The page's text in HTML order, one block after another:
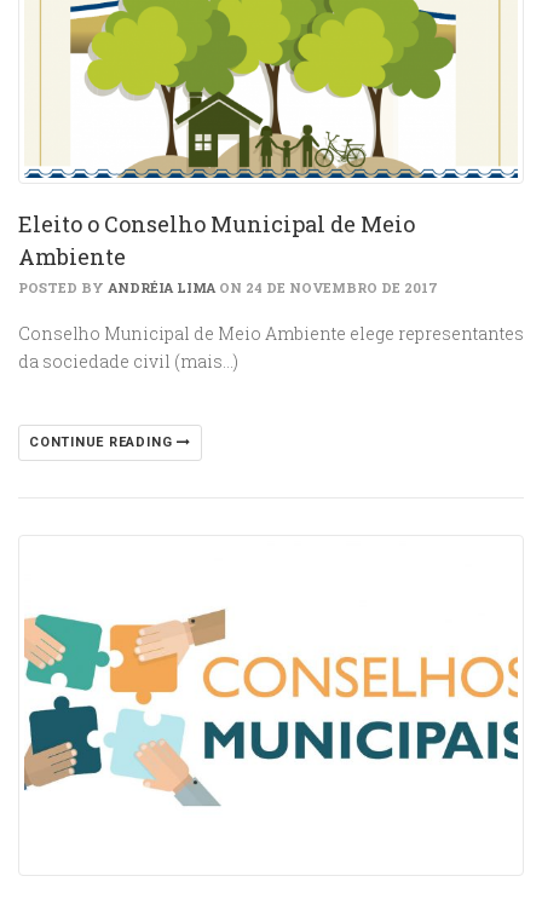
Eleito o Conselho Municipal de Meio
Ambiente
POSTED BY ANDRÉIA LIMA ON 24 DE NOVEMBRO DE 2017
Conselho Municipal de Meio Ambiente elege representantes
da sociedade civil (mais…)
CONTINUE READING